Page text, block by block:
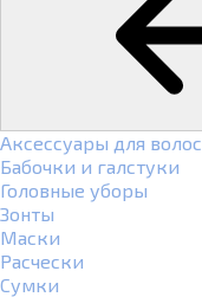
Аксессуары для волос
Бабочки и галстуки
Головные уборы
Зонты
Маски
Расчески
Сумки